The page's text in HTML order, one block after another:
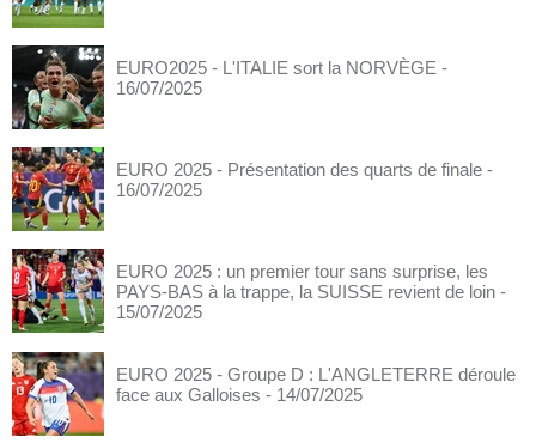
EURO2025 - L'ITALIE sort la NORVÈGE -
16/07/2025
EURO 2025 - Présentation des quarts de finale -
16/07/2025
EURO 2025 : un premier tour sans surprise, les
PAYS-BAS à la trappe, la SUISSE revient de loin -
15/07/2025
EURO 2025 - Groupe D : L'ANGLETERRE déroule
face aux Galloises - 14/07/2025